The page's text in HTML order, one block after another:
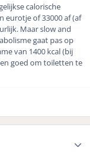
calorische
eurotje of 33000 af (af
Maar slow and
gaat pas op
van 1400 kcal (bij
goed om toiletten te